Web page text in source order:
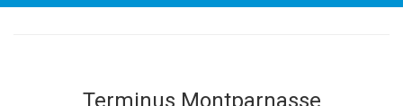
Terminus Montparnasse